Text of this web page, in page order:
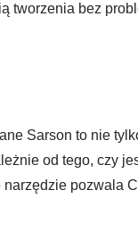
tworzenia bez
Sarson to nie
od tego, czy
narzędzie pozwala